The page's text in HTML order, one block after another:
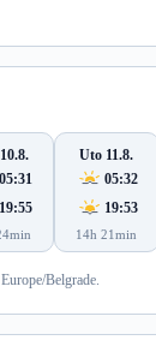
05:31
19:55
Uto 11.8.
05:32
19:53
14h 21min
Belgrade.